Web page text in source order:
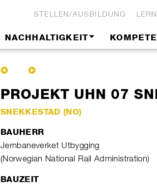
STELLEN/AUSBILDUNG
NACHHALTIGKEIT
PROJEKT UHN 07
SNEKKESTAD (NO)
BAUHERR
Jernbaneverket Utbygging
(Norwegian National Rail Administration)
BAUZEIT